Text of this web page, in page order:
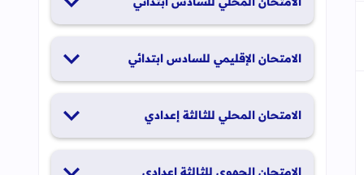
الامتحان الإقليمي للسادس ابتدائي
الامتحان المحلي للثالثة إعدادي
الامتحان الجهوي للثالثة إعدادي